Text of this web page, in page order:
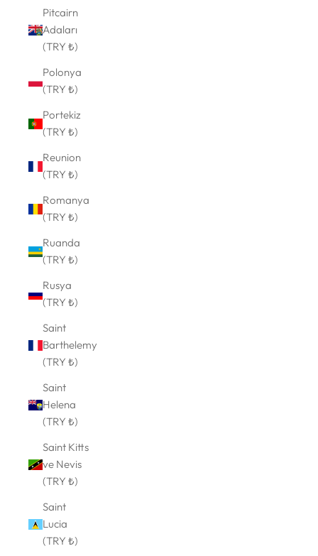
Pitcairn
Adaları
(TRY ₺)
Polonya
(TRY ₺)
Portekiz
(TRY ₺)
Reunion
(TRY ₺)
Romanya
(TRY ₺)
Ruanda
(TRY ₺)
Rusya
(TRY ₺)
Saint
Barthelemy
(TRY ₺)
Saint
Helena
(TRY ₺)
Saint Kitts
ve Nevis
(TRY ₺)
Saint
Lucia
(TRY ₺)